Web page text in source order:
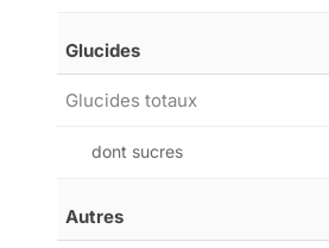
Glucides
Glucides totaux
dont sucres
Autres